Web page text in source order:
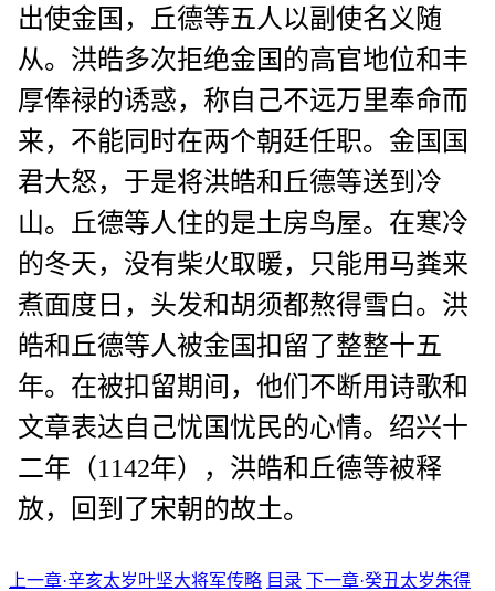
出使金国，丘德等五人以副使名义随
从。洪皓多次拒绝金国的高官地位和丰
厚俸禄的诱惑，称自己不远万里奉命而
来，不能同时在两个朝廷任职。金国国
君大怒，于是将洪皓和丘德等送到冷
山。丘德等人住的是土房鸟屋。在寒冷
的冬天，没有柴火取暖，只能用马粪来
煮面度日，头发和胡须都熬得雪白。洪
皓和丘德等人被金国扣留了整整十五
年。在被扣留期间，他们不断用诗歌和
文章表达自己忧国忧民的心情。绍兴十
二年（1142年），洪皓和丘德等被释
放，回到了宋朝的故土。
上一章·辛亥太岁叶坚大将军传略 目录 下一章·癸丑太岁朱得